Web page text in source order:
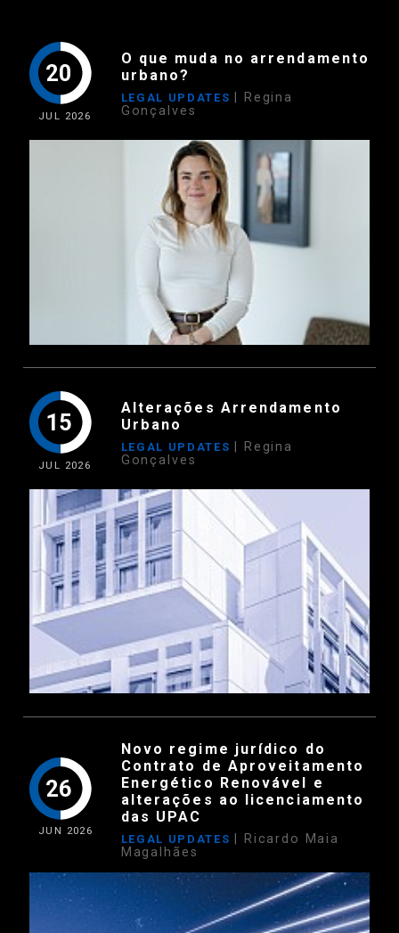
20
JUL 2026
O que muda no arrendamento
urbano?
LEGAL UPDATES
| Regina
Gonçalves
15
JUL 2026
Alterações Arrendamento
Urbano
LEGAL UPDATES
| Regina
Gonçalves
26
JUN 2026
Novo regime jurídico do
Contrato de Aproveitamento
Energético Renovável e
alterações ao licenciamento
das UPAC
LEGAL UPDATES
| Ricardo Maia
Magalhães